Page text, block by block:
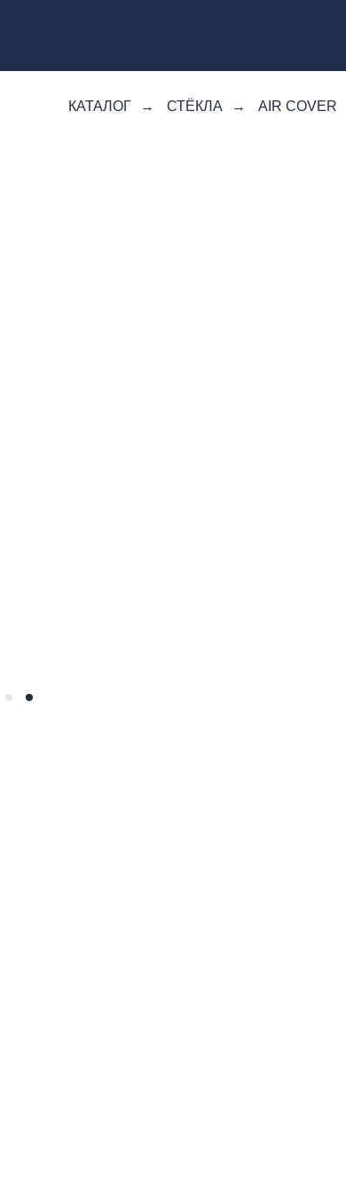
КАТАЛОГ → СТЁКЛА → AIR COVER